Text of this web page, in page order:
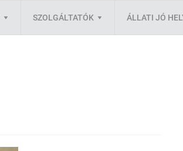
SZOLGÁLTATÓK ÁLLATI JÓ